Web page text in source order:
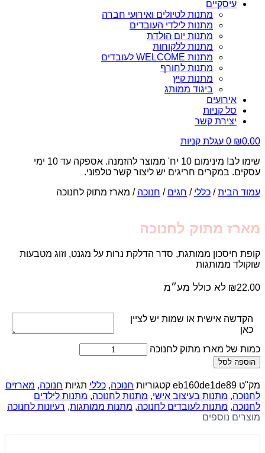
עיסקיים
מתנות לטיולים ואירועי חברה
מתנות לילדי העובדים
מתנות יום הולדת
מתנות ללקוחות
מתנות WELCOME לעובדים
מתנות לחורף
מתנות קיץ
ביגוד ממותג
אירועים
סל קניות
יצירת קשר
₪0.00
0 עגלת קניות
שימו לב! מינימום 10 יח' ממוצר להזמנה. אספקה עד 10 ימי
עסקים. במקרים חריגים יש ליצור קשר טלפוני.
עמוד הבית/ כללי / חגים / חנוכה / מארז מתוק לחנוכה
מארז מתוק לחנוכה
קופת חיסכון ממותגת, סדר הדלקת נרות על מגנט, וזוג מטבעות
שוקולד ממותגות
₪22.00 לא כולל מע״מ
הקדשה אישית או שמות יש לציין
כאן
כמות של מארז מתוק לחנוכה
הוספה לסל
מק"ט eb160de1de89 קטגוריות חנוכה, כללי תגיות חנוכה, מארזים
לחנוכה, מתנות בעיצוב אישי, מתנות לחנוכה, מתנות לילדים
לחנוכה, מתנות לעובדים לחנוכה, מתנות ממותגות, רעיונות לחנוכה
מוצרים נוספים